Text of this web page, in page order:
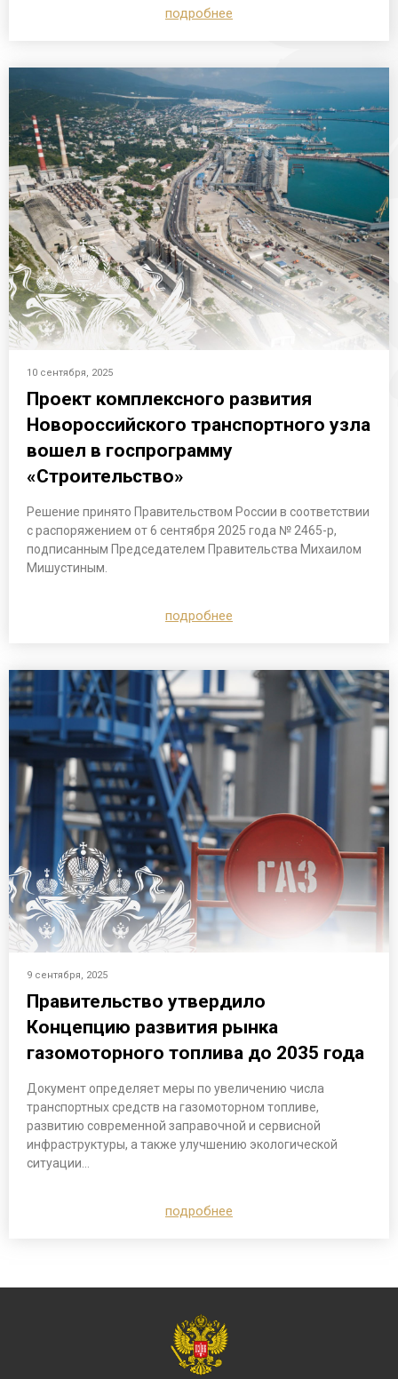
подробнее
10 сентября, 2025
Проект комплексного развития
Новороссийского транспортного узла
вошел в госпрограмму
«Строительство»
Решение принято Правительством России в соответствии
с распоряжением от 6 сентября 2025 года № 2465-р,
подписанным Председателем Правительства Михаилом
Мишустиным.
подробнее
9 сентября, 2025
Правительство утвердило
Концепцию развития рынка
газомоторного топлива до 2035 года
Документ определяет меры по увеличению числа
транспортных средств на газомоторном топливе,
развитию современной заправочной и сервисной
инфраструктуры, а также улучшению экологической
ситуации…
подробнее